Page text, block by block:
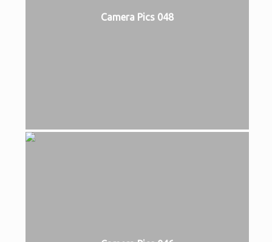
Camera Pics 048